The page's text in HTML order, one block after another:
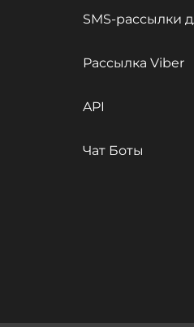
SMS-рассылки
Рассылка Viber
API
Чат Боты